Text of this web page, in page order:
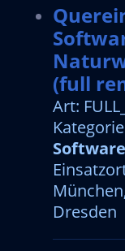
(full
Art:
Dresden